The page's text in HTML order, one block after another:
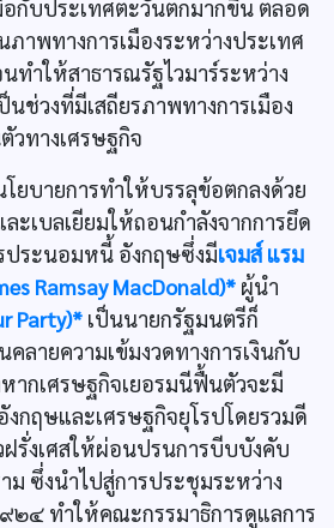
กับประเทศตะวันตกมากขึ้น ตลอด
าพทางการเมืองระหว่างประเทศ
ทำให้สาธารณรัฐไวมาร์ระหว่าง
วงที่มีเสถียรภาพทางการเมือง
วทางเศรษฐกิจ
ยบายการทำให้บรรลุข้อตกลงด้วย
ละเบลเยียมให้ถอนกำลังจากการยึด
ประนอมหนี้ อังกฤษซึ่งมีเจมส์ แรม
Ramsay MacDonald)* ผู้นำ
Party)* เป็นนายกรัฐมนตรีก็
ลายความเข้มงวดทางการเงินกับ
ากเศรษฐกิจเยอรมนีฟื้นตัวจะมี
กฤษและเศรษฐกิจยุโรปโดยรวมดี
รั่งเศสให้ผ่อนปรนการบีบบังคับ
ม ซึ่งนำไปสู่การประชุมระหว่าง
๒๔ ทำให้คณะกรรมาธิการดูแลการ